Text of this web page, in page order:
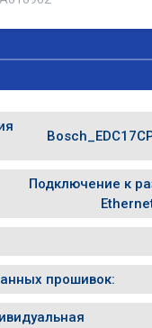
Подключение к
прошивок: